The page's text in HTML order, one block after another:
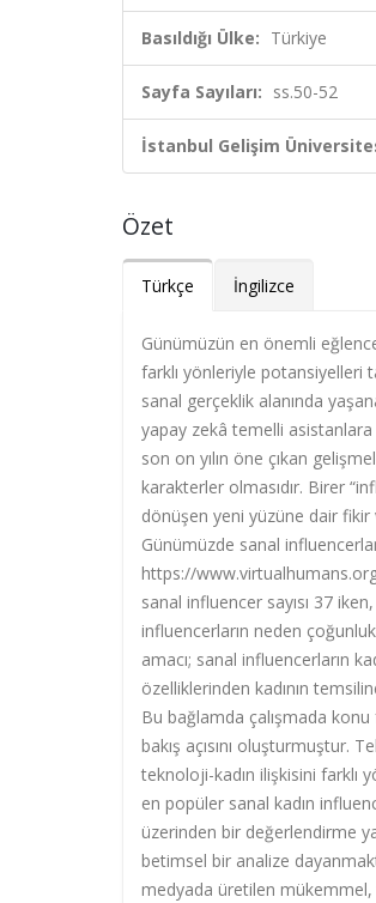
Basıldığı Ülke: Türkiye
Sayfa Sayıları: ss.50-52
İstanbul Gelişim
Özet
Türkçe İngilizce
Günümüzün en önemli
farklı yönleriyle potansiyelleri
sanal gerçeklik alanında
yapay zekâ temelli asistanlara
son on yılın öne çıkan
karakterler olmasıdır. Birer
dönüşen yeni yüzüne dair fikir
Günümüzde sanal
https://
sanal influencer sayısı 37
influencerların neden
amacı; sanal influencerların
özelliklerinden kadının
Bu bağlamda çalışmada konu
bakış açısını oluşturmuştur.
teknoloji-kadın ilişkisini farklı
en popüler sanal kadın
üzerinden bir değerlendirme
betimsel bir analize
medyada üretilen